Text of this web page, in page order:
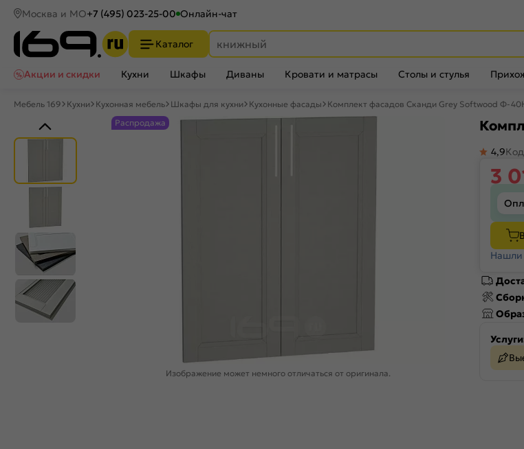
Москва и МО+7 (495) 023-25-00 Онлайн-чат
Каталог
Акции и скидки
Кухни Шкафы Диваны Кровати и матрасы Столы и стулья
Мебель 169 Кухни Кухонная мебель Шкафы для кухни Кухонные фасады
Комплект фасадов Сканди Grey Softwood Ф-
Распродажа
Изображение может немного отличаться от оригинала.
4,9
3
Нашли